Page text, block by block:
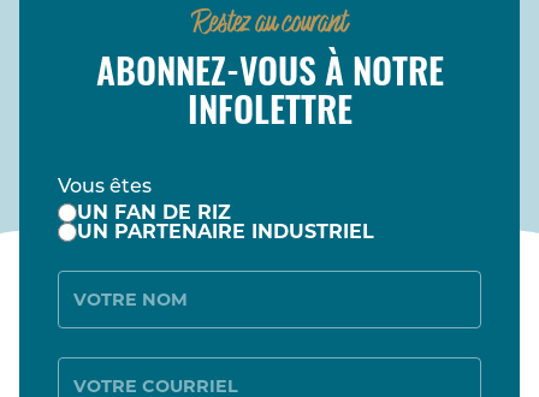
Restez au courant
ABONNEZ-VOUS À NOTRE
INFOLETTRE
Vous êtes
UN FAN DE RIZ
UN PARTENAIRE INDUSTRIEL
Name
E-
Mail